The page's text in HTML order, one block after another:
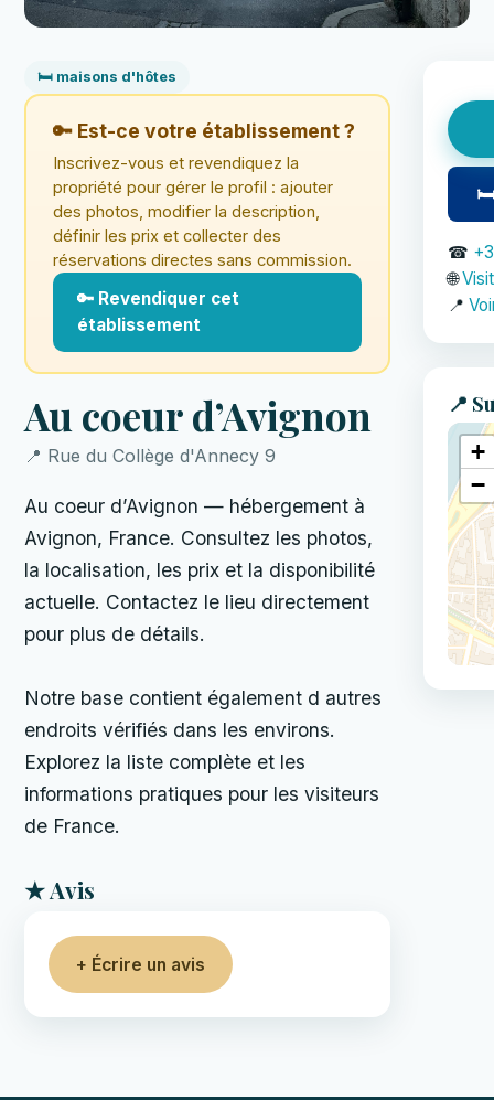
🛏️ maisons d'hôtes
🔑 Est-ce votre établissement ?
Inscrivez-vous et revendiquez la
propriété pour gérer le profil : ajouter
des photos, modifier la description,
définir les prix et collecter des
réservations directes sans commission.
🔑 Revendiquer cet
établissement
Au coeur d’Avignon
📍 Rue du Collège d'Annecy 9
Au coeur d’Avignon — hébergement à
Avignon, France. Consultez les photos,
la localisation, les prix et la disponibilité
actuelle. Contactez le lieu directement
pour plus de détails.
Notre base contient également d autres
endroits vérifiés dans les environs.
Explorez la liste complète et les
informations pratiques pour les visiteurs
de France.
★ Avis
+ Écrire un avis
🛏
☎
🌐
📍
📍
+
−